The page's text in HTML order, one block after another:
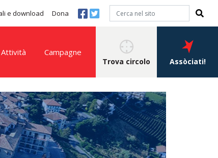
e download Dona
Attività Campagne
Trova circolo Assòciati!